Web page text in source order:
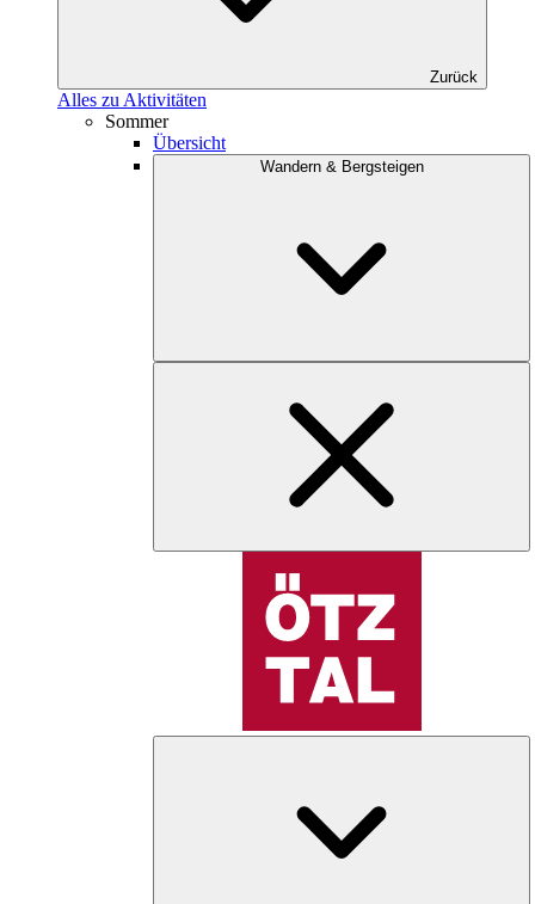
Zurück
Alles zu Aktivitäten
Sommer
Übersicht
Wandern & Bergsteigen